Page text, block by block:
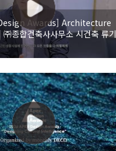
Awards] Architecture
종합건축사사무소 시건축 류기